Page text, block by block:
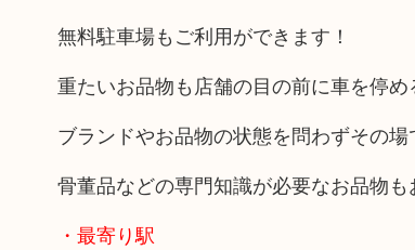
無料駐車場もご利用ができます！
重たいお品物も店舗の目の前に車を停め
ブランドやお品物の状態を問わずその場
骨董品などの専門知識が必要なお品物も
・最寄り駅